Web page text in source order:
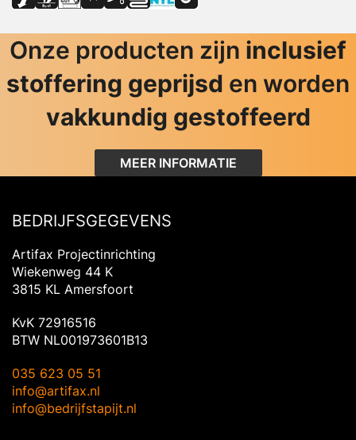
Onze producten zijn inclusief
stoffering geprijsd en worden
vakkundig gestoffeerd
MEER INFORMATIE
BEDRIJFSGEGEVENS
Artifax Projectinrichting
Wiekenweg 44 K
3815 KL Amersfoort
KvK 72916516
BTW NL001973601B13
035 623 05 51
info@artifax.nl
info@bedrijfstapijt.nl